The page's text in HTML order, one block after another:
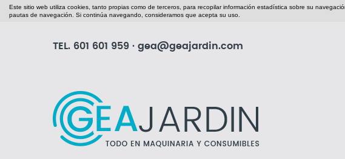
Este sitio web utiliza cookies, tanto propias como de terceros, para recopilar información estadística sobre su
pautas de navegación. Si continúa navegando, consideramos que acepta su uso.
TEL. 601 601 959 · gea@geajardin.com